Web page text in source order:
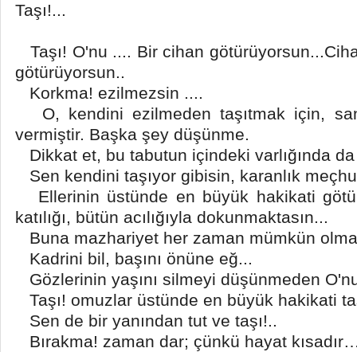
Taşı!...
Taşı! O'nu .... Bir cihan
götürüyorsun..
Korkma! ezilmezsin ....
O, kendini ezilmeden taşıtmak için,
vermiştir. Başka şey düşünme.
Dikkat et, bu tabutun içindeki varlığında
Sen kendini taşıyor gibisin, karanlık
Ellerinin üstünde en büyük hakikati
katılığı, bütün acılığıyla dokunmaktasın...
Buna mazhariyet her zaman mümkün
Kadrini bil, başını önüne eğ...
Gözlerinin yaşını silmeyi düşünmeden
Taşı! omuzlar üstünde en büyük hakikati
Sen de bir yanından tut ve taşı!..
Bırakma! zaman dar; çünkü hayat